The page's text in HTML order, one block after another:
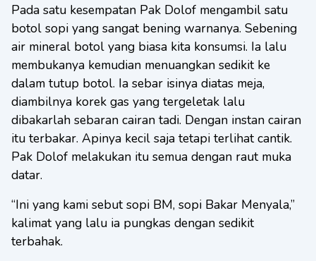
Pada satu kesempatan Pak Dolof mengambil satu
botol sopi yang sangat bening warnanya. Sebening
air mineral botol yang biasa kita konsumsi. Ia lalu
membukanya kemudian menuangkan sedikit ke
dalam tutup botol. Ia sebar isinya diatas meja,
diambilnya korek gas yang tergeletak lalu
dibakarlah sebaran cairan tadi. Dengan instan cairan
itu terbakar. Apinya kecil saja tetapi terlihat cantik.
Pak Dolof melakukan itu semua dengan raut muka
datar.
“Ini yang kami sebut sopi BM, sopi Bakar Menyala,”
kalimat yang lalu ia pungkas dengan sedikit
terbahak.